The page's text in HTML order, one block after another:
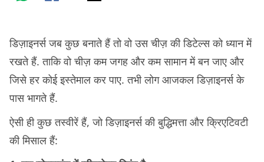
डिज़ाइनर्स जब कुछ बनाते हैं तो वो उस चीज़ की डिटेल्स को ध्यान में
रखते हैं. ताकि वो चीज़ कम जगह और कम सामान में बन जाए और
जिसे हर कोई इस्तेमाल कर पाए. तभी लोग आजकल डिज़ाइनर्स के
पास भागते हैं.
ऐसी ही कुछ तस्वीरें हैं, जो डिज़ाइनर्स की बुद्धिमत्ता और क्रिएटिवटी
की मिसाल हैं: